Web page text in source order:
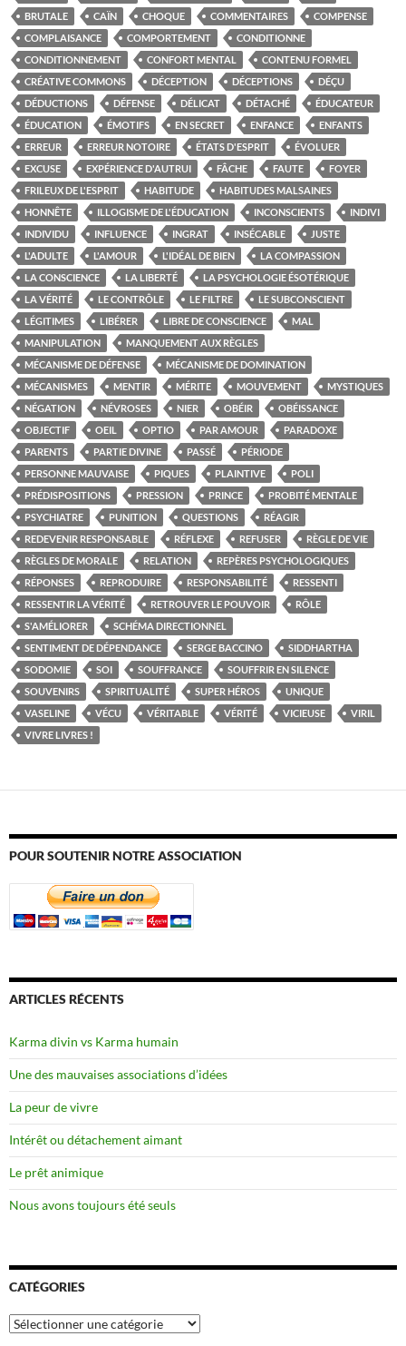
BRUTALE CAÏN CHOQUE COMMENTAIRES
COMPENSE
COMPLAISANCE
COMPORTEMENT
CONDITIONNE
CONDITIONNEMENT
CONFORT MENTAL
CONTENU FORMEL
CRÉATIVE COMMONS
DÉCEPTION DÉCEPTIONS
DÉÇU
DÉDUCTIONS
DÉFENSE DÉLICAT DÉTACHÉ
ÉDUCATEUR
ÉDUCATION
ÉMOTIFS EN SECRET ENFANCE
ENFANTS
ERREUR
ERREUR NOTOIRE ÉTATS D'ESPRIT
ÉVOLUER
EXCUSE
EXPÉRIENCE D'AUTRUI FÂCHE FAUTE
FOYER
FRILEUX DE L'ESPRIT
HABITUDE
HABITUDES MALSAINES
HONNÊTE
ILLOGISME DE L'ÉDUCATION INCONSCIENTS
INDIVI
INDIVIDU
INFLUENCE INGRAT INSÉCABLE
JUSTE
L'ADULTE
L'AMOUR L'IDÉAL DE BIEN
LA COMPASSION
LA CONSCIENCE
LA LIBERTÉ
LA PSYCHOLOGIE ÉSOTÉRIQUE
LA VÉRITÉ
LE CONTRÔLE LE FILTRE
LE SUBCONSCIENT
LÉGITIMES
LIBÉRER LIBRE DE CONSCIENCE
MAL
MANIPULATION
MANQUEMENT AUX RÈGLES
MÉCANISME DE DÉFENSE
MÉCANISME DE DOMINATION
MÉCANISMES
MENTIR MÉRITE MOUVEMENT
MYSTIQUES
NÉGATION
NÉVROSES NIER OBÉIR
OBÉISSANCE
OBJECTIF
OEIL OPTIO PAR AMOUR
PARADOXE
PARENTS
PARTIE DIVINE PASSÉ
PÉRIODE
PERSONNE MAUVAISE
PIQUES PLAINTIVE
POLI
PRÉDISPOSITIONS
PRESSION PRINCE
PROBITÉ MENTALE
PSYCHIATRE
PUNITION QUESTIONS
RÉAGIR
REDEVENIR RESPONSABLE
RÉFLEXE REFUSER
RÈGLE DE VIE
RÈGLES DE MORALE
RELATION
REPÈRES PSYCHOLOGIQUES
RÉPONSES
REPRODUIRE RESPONSABILITÉ
RESSENTI
RESSENTIR LA VÉRITÉ
RETROUVER LE POUVOIR
RÔLE
S'AMÉLIORER
SCHÉMA DIRECTIONNEL
SENTIMENT DE DÉPENDANCE
SERGE BACCINO
SIDDHARTHA
SODOMIE
SOI SOUFFRANCE
SOUFFRIR EN SILENCE
SOUVENIRS
SPIRITUALITÉ SUPER HÉROS
UNIQUE
VASELINE
VÉCU VÉRITABLE VÉRITÉ VICIEUSE
VIRIL
VIVRE LIVRES !
POUR SOUTENIR NOTRE ASSOCIATION
ARTICLES RÉCENTS
Karma divin vs Karma humain
Une des mauvaises associations d’idées
La peur de vivre
Intérêt ou détachement aimant
Le prêt animique
Nous avons toujours été seuls
CATÉGORIES
Catégories